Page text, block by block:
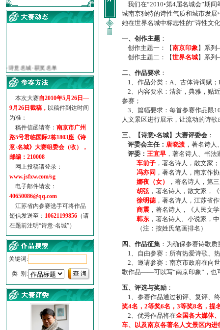
·【诗意·名城】地铁展示作...
·诗意名城·地铁时间
地铁完美呈现【诗意·名城...
参赛作品多达5000多首
“诗意·名城”晒诗会
特别通知--致广大诗词爱好...
本次大赛自2010年5月26日—
9月26日截稿， 以稿件到达时间
为准：
稿件信函请寄： 南京市广州
路5号君临国际2栋1803座《诗
意·名城》大赛组委会（收），
邮编：210008
网上投稿请登录：
www.jsfxw.com/sg
电子邮件请发：
40650086@qq.com
江苏省内参赛选手可将作品
短信发送至： 10621199856 （请
在题前注明“诗意·名城”）
关键词:
类 别:
我们在“2010•第4届名城会”期
城南京独特的诗性气质和城市发
她在世界名城中标志性的“诗性文
一、创作主题 ：
创作主题一：【南京印象】系
创作主题二：【世界名城】系
二、作品要求 ：
1、作品分类：A、古体诗词赋；
2、内容要求：清新，典雅，贴
参赛；
3、篇幅要求：每首参赛作品限
人文景区进行展示，让流动的诗
三、【诗意•名城】大赛评委会 ：
评委会主任： 唐晓渡 ，著名诗
评委： 王宜早 ，著名诗人、书
车前子 ，著名诗人，散文家；
冯亦同 ，著名诗人，南京作
娜夜（女）
，著名诗人，第
胡弦，著名诗人，散文家，
徐明德，著名诗人，江苏省
商震 ，著名诗人，《人民文
韩东 ，著名诗人、小说家，
（注：按姓氏笔画排名）
四、作品征集 ：为确保参赛诗歌
1、自由参赛：所有热爱诗歌、
2、邀请参赛：南京市政府在向
歌作品——可以写“南京印象”，也
五、评选与奖励 ：
1、参赛作品通过初评、复评、
奖4名，2等奖6名，3等奖8名，提
2、优秀作品将在全国各大媒体
车、以及南京各著名人文景区内进